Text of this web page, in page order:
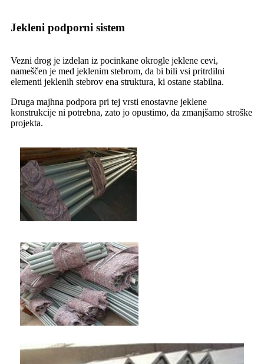
Jekleni podporni sistem
Vezni drog je izdelan iz pocinkane okrogle jeklene cevi,
nameščen je med jeklenim stebrom, da bi bili vsi pritrdilni
elementi jeklenih stebrov ena struktura, ki ostane stabilna.
Druga majhna podpora pri tej vrsti enostavne jeklene
konstrukcije ni potrebna, zato jo opustimo, da zmanjšamo stroške
projekta.